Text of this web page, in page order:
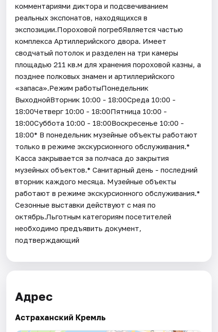
комментариями диктора и подсвечиванием
реальных экспонатов, находящихся в
экспозиции.Пороховой погребЯвляется частью
комплекса Артиллерийского двора. Имеет
сводчатый потолок и разделен на три камеры
площадью 211 кв.м для хранения пороховой казны, а
позднее полковых знамен и артиллерийского
«запаса».Режим работыПонедельник
ВыходнойВторник 10:00 - 18:00Среда 10:00 -
18:00Четверг 10:00 - 18:00Пятница 10:00 -
18:00Суббота 10:00 - 18:00Воскресенье 10:00 -
18:00* В понедельник музейные объекты работают
только в режиме экскурсионного обслуживания.*
Касса закрывается за полчаса до закрытия
музейных объектов.* Санитарный день - последний
вторник каждого месяца. Музейные объекты
работают в режиме экскурсионного обслуживания.*
Cезонные выставки действуют с мая по
октябрь.Льготным категориям посетителей
необходимо предъявить документ,
подтверждающий
Адрес
Астраханский Кремль